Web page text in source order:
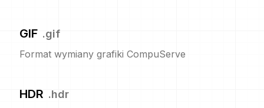
GIF .gif
Format wymiany grafiki CompuServe
HDR .hdr